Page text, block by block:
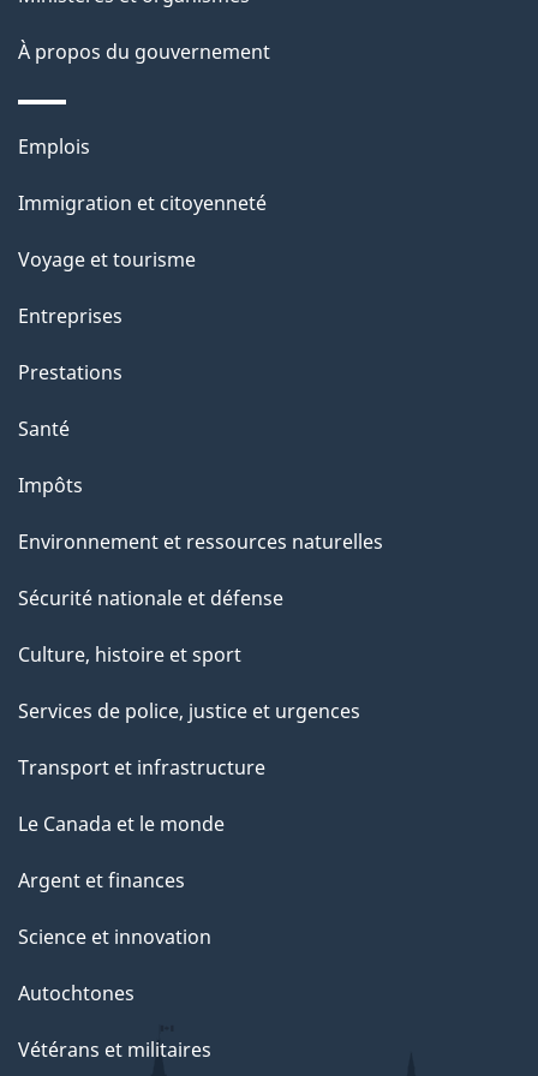
o
s
u
e
t
e
a
g
À propos du gouvernement
Thèmes
sujets
Emplois
Immigration et citoyenneté
Voyage et tourisme
Entreprises
Prestations
Santé
Impôts
Environnement et ressources naturelles
Sécurité nationale et défense
Culture, histoire et sport
Services de police, justice et urgences
Transport et infrastructure
Le Canada et le monde
Argent et finances
Science et innovation
Autochtones
Vétérans et militaires